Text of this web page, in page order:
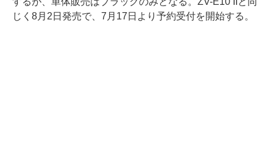
じく8月2日発売で、7月17日より予約受付を開始する。